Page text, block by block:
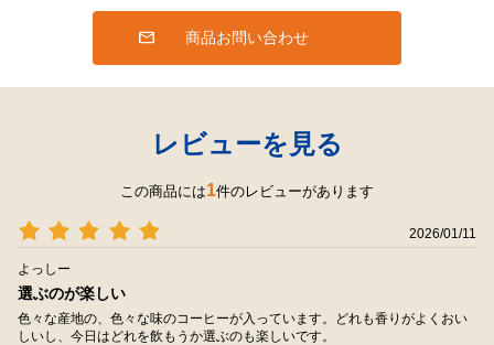
商品お問い合わせ
レビューを見る
この商品には1件のレビューがあります
2026/01/11
よっしー
選ぶのが楽しい
色々な産地の、色々な味のコーヒーが入っています。どれも香りがよくおい
しいし、今日はどれを飲もうか選ぶのも楽しいです。